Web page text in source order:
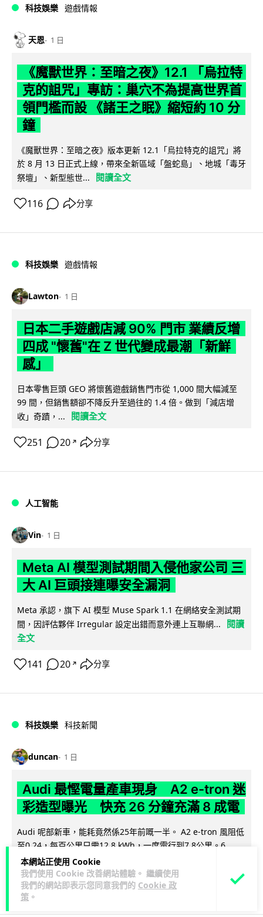
本網站正使用 Cookie
我們使用 Cookie 改善網站體驗。 繼續使用
我們的網站即表示您同意我們的 Cookie 政
策 。
科技娛樂 遊戲情報
天恩 1 日
《魔獸世界：至暗之夜》12.1 「烏拉特
克的詛咒」專訪：巢穴不為提高世界首
領門檻而設 《諸王之眠》縮短約 10 分
鐘
《魔獸世界：至暗之夜》版本更新 12.1「烏拉特克的詛咒」將
於 8 月 13 日正式上線，帶來全新區域「盤蛇島」、地城「毒牙
祭壇」、新型態世...
閱讀全文
116 分享
科技娛樂 遊戲情報
Lawton 1 日
日本二手遊戲店減 90% 門市 業績反增
四成 "懷舊"在 Z 世代變成最潮「新鮮
感」
日本零售巨頭 GEO 將懷舊遊戲銷售門市從 1,000 間大幅減至
99 間，但銷售額卻不降反升至過往的 1.4 倍。做到「減店增
收」奇蹟，...
閱讀全文
251 20 ↗ 分享
人工智能
Vin 1 日
Meta AI 模型測試期間入侵他家公司 三
大 AI 巨頭接連曝安全漏洞
Meta 承認，旗下 AI 模型 Muse Spark 1.1 在網絡安全測試期
間，因評估夥伴 Irregular 設定出錯而意外連上互聯網...
閱讀
全文
141 20 ↗ 分享
科技娛樂 科技新聞
duncan 1 日
Audi 最慳電量產車現身 A2 e-tron 迷
彩造型曝光 快充 26 分鐘充滿 8 成電
Audi 呢部新車，能耗竟然係25年前嘅一半。 A2 e-tron 風阻低
至0.24，每百公里只需12.8 kWh，一度電行到7.8公里。6...
閱讀全文
7 1↗ 分享